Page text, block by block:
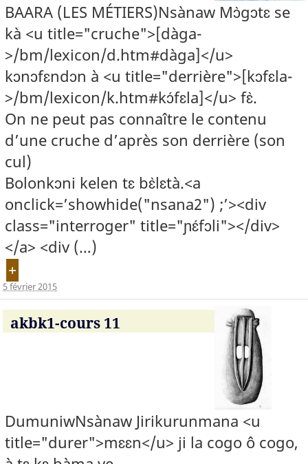
BAARA (LES MÉTIERS)Nsànaw Mɔ̀gɔtɛ se
kà <u title="cruche">[dàga-
>/bm/lexicon/d.htm#dàga]</u>
kɔnɔfɛndɔn à <u title="derrière">[kɔfɛla-
>/bm/lexicon/k.htm#kɔ́fɛla]</u> fɛ̀.
On ne peut pas connaître le contenu
d’une cruche d’après son derrière (son
cul)
Bolonkɔni kelen tɛ bɛ̀lɛtà.<a
onclick=’showhide("nsana2") ;’><div
class="interroger" title="ɲɛ́fɔli"></div>
</a> <div (…)
+
5 février 2015
akbk1-cours 11
DumuniwNsànaw Jirikurunmana <u
title="durer">mɛɛn</u> ji la cogo ô cogo,